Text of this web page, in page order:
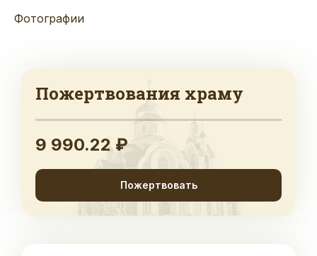
Фотографии
Пожертвования храму
9 990.22 ₽
Пожертвовать